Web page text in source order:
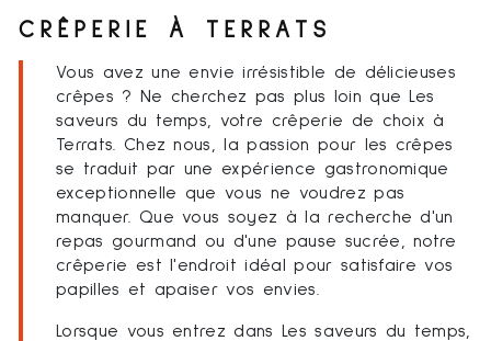
CRÊPERIE À TERRATS
Vous avez une envie irrésistible de délicieuses
crêpes ? Ne cherchez pas plus loin que Les
saveurs du temps, votre crêperie de choix à
Terrats. Chez nous, la passion pour les crêpes
se traduit par une expérience gastronomique
exceptionnelle que vous ne voudrez pas
manquer. Que vous soyez à la recherche d'un
repas gourmand ou d'une pause sucrée, notre
crêperie est l'endroit idéal pour satisfaire vos
papilles et apaiser vos envies.
Lorsque vous entrez dans Les saveurs du temps,